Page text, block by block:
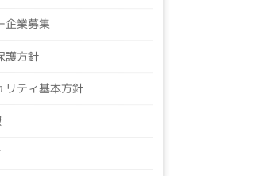
企業募集
護方針
リティ基本方針